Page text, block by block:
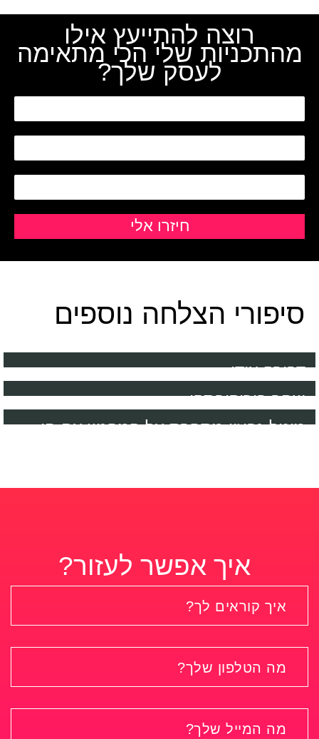
רוצה להתייעץ אילו
מהתכניות שלי הכי מתאימה
לעסק שלך?
סיפורי הצלחה נוספים
דבורה עידן
שחר בורוקובסקי
מיטל גביזון מספרת על המפגש עם חן
איך אפשר לעזור?